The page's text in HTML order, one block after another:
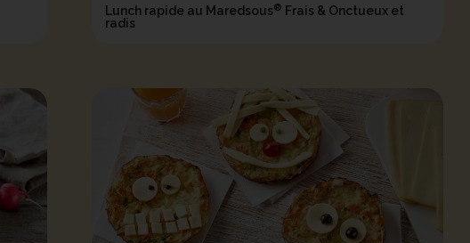
Lunch rapide au Maredsous® Frais & Onctueux et
radis